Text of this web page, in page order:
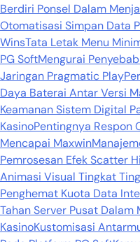
Berdiri Ponsel Dalam
Otomatisasi Simpan Data
WinsTata Letak Menu
PG SoftMengurai
Jaringan Pragmatic Play
Daya Baterai Antar Versi
Keamanan Sistem Digital
KasinoPentingnya Respon
Mencapai Maxwin
Pemrosesan Efek Scatter
Animasi Visual Tingkat
Penghemat Kuota Data
Tahan Server Pusat Dalam
KasinoKustomisasi